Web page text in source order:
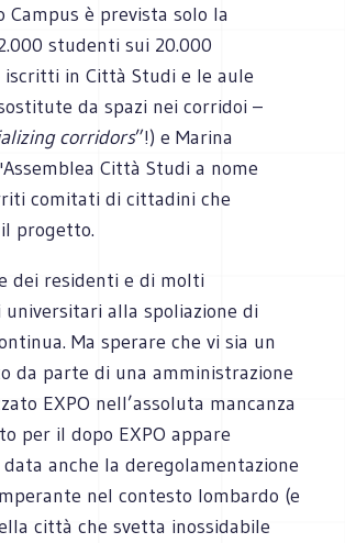
Campus è prevista solo la
studenti sui 20.000
in Città Studi e le aule
da spazi nei corridoi –
corridors”!) e Marina
Città Studi a nome
comitati di cittadini che
progetto.
dei residenti e di molti
alla spoliazione di
Ma sperare che vi sia un
da parte di una amministrazione
EXPO nell’assoluta mancanza
per il dopo EXPO appare
anche la deregolamentazione
nel contesto lombardo (e
città che svetta inossidabile